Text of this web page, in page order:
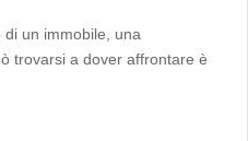
di un immobile, una
trovarsi a dover affrontare è